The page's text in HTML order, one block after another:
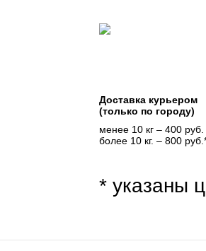
Доставка курьером
(только по городу)
менее 10 кг – 400 руб.
более 10 кг. – 800
* указаны